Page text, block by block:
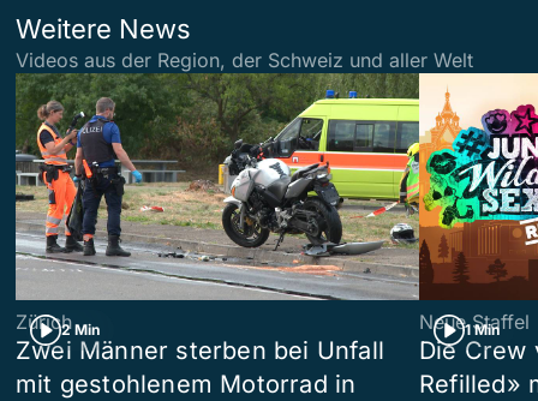
Weitere News
Videos aus der Region, der Schweiz und aller Welt
2 Min
Zürich
Zwei Männer sterben bei Unfall
mit gestohlenem Motorrad in
1 Min
Neue Staffel
Die Crew
Refilled»